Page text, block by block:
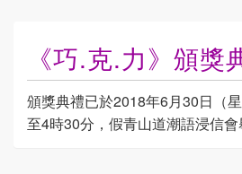
《巧.克.力》頒獎
頒獎典禮已於2018年6月30日（
至4時30分，假青山道潮語浸信會